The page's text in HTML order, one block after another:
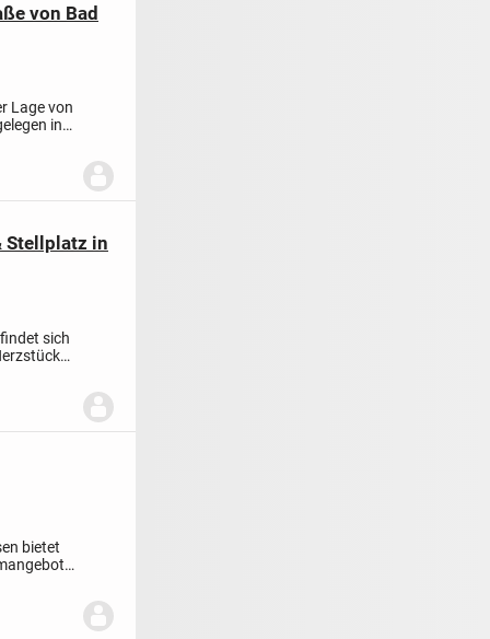
von Bad
Lage von
in
Stellplatz in
sich
bietet